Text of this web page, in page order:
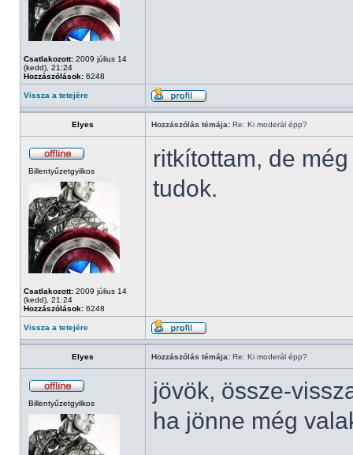
Csatlakozott: 2009 július 14
(kedd), 21:24
Hozzászólások: 6248
Vissza a tetejére
Elyes Hozzászólás témája: Re: Ki moderál épp?
Billentyűzetgyilkos
Csatlakozott: 2009 július 14
(kedd), 21:24
Hozzászólások: 6248
ritkítottam, de
tudok.
Vissza a tetejére
Elyes Hozzászólás témája: Re: Ki moderál épp?
Billentyűzetgyilkos
jövök, össze-
ha jönne még